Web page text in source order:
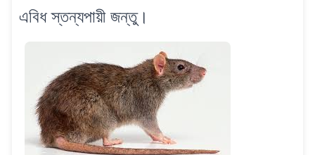
এবিধ স্তন্যপায়ী জন্তু।